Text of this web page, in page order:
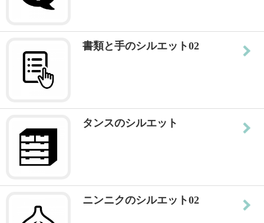
書類と手のシルエット02
タンスのシルエット
ニンニクのシルエット02